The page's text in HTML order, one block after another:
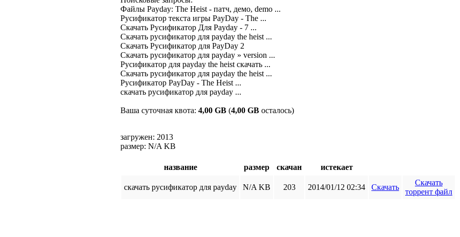
Файлы Payday: The Heist - патч, демо, demo ...
Русификатор текста игры PayDay - The ...
Скачать Русификатор Для Payday - 7 ...
Скачать русификатор для payday the heist ...
Скачать Русификатор для PayDay 2
Скачать русификатор для payday » version ...
Русификатор для payday the heist скачать ...
Скачать русификатор для payday the heist ...
Русификатор PayDay - The Heist ...
скачать русификатор для payday ...
Ваша суточная квота: 4,00 GB (4,00 GB осталось)
загружен: 2013
размер: N/A KB
название размер скачан истекает
скачать русификатор для payday N/A KB 203 2014/01/12 02:34 Скачать
Скачать
торрент файл